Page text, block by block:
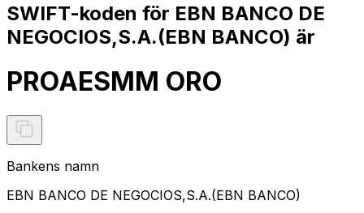
SWIFT-koden för EBN BANCO DE
NEGOCIOS,S.A.(EBN BANCO) är
PROAESMM ORO
Bankens namn
EBN BANCO DE NEGOCIOS,S.A.(EBN BANCO)